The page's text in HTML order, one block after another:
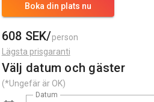
Boka din plats nu
608 SEK/person
Lägsta prisgaranti
Välj datum och gäster
(*Ungefär är OK)
Datum